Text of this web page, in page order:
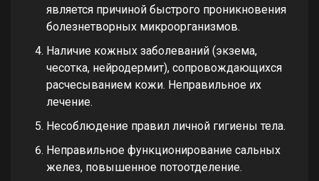
является причиной быстрого проникновения
болезнетворных микроорганизмов.
Наличие кожных заболеваний (экзема,
чесотка, нейродермит), сопровождающихся
расчесыванием кожи. Неправильное их
лечение.
Несоблюдение правил личной гигиены тела.
Неправильное функционирование сальных
желез, повышенное потоотделение.